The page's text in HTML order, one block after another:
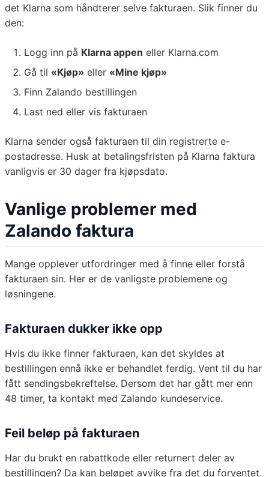
det Klarna som håndterer selve fakturaen. Slik finner du
den:
Logg inn på Klarna appen eller Klarna.com
Gå til «Kjøp» eller «Mine kjøp»
Finn Zalando bestillingen
Last ned eller vis fakturaen
Klarna sender også fakturaen til din registrerte e-
postadresse. Husk at betalingsfristen på Klarna faktura
vanligvis er 30 dager fra kjøpsdato.
Vanlige problemer med
Zalando faktura
Mange opplever utfordringer med å finne eller forstå
fakturaen sin. Her er de vanligste problemene og
løsningene.
Fakturaen dukker ikke opp
Hvis du ikke finner fakturaen, kan det skyldes at
bestillingen ennå ikke er behandlet ferdig. Vent til du har
fått sendingsbekreftelse. Dersom det har gått mer enn
48 timer, ta kontakt med Zalando kundeservice.
Feil beløp på fakturaen
Har du brukt en rabattkode eller returnert deler av
bestillingen? Da kan beløpet avvike fra det du forventet.